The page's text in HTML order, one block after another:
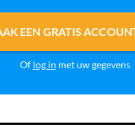
EEN GRATIS
Of log in met uw gegevens